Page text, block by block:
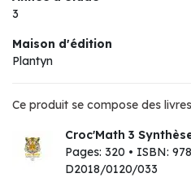
3
Maison d'édition
Plantyn
Ce produit se compose des
Croc'Math 3
Pages: 320 • ISBN:
D2018/0120/033